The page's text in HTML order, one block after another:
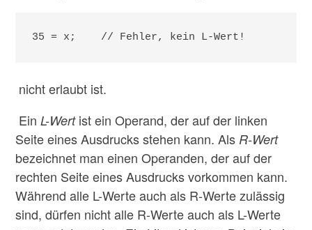
35 = x;    // Fehler, kein L-Wert!
nicht erlaubt ist.
EinL-Wertist ein Operand, der auf der linken
Seite eines Ausdrucks stehen kann. Als R-Wert
bezeichnet man einen Operanden, der auf der
rechten Seite eines Ausdrucks vorkommen kann.
Während alle L-Werte auch als R-Werte zulässig
sind, dürfen nicht alle R-Werte auch als L-Werte